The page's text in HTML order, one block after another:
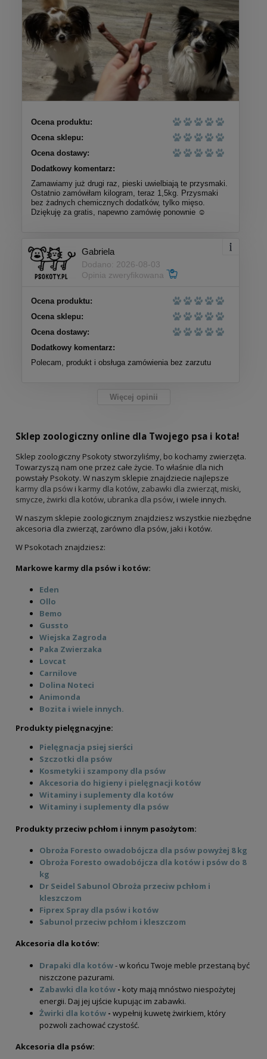
Eden Gourmet Kaczka i Śledź 2kg/10kg -
sucha karma dla psów
Gussto (świeża cielęcina i królik) saszetka
85g - mokra karma dla kotów
6,00 zł
Ollo Pure Jeleń puszka 400g/850g - mokra
karma dla psa
do koszyka
Paka Zwierzaka Kurczak S 400g/1,6kg -
sucha karma dla kotów dorosłych
16,50 zł
do koszyka
Wiejska Zagroda Przepiórka Kurczak 180g -
mokra karma dla kota
7,00 zł
Pan Mięsko Paluszki z królika 100g -
przysmak dla psa
7,50 zł
do koszyka
Alpha Spirit Beef Stew 280g - mokra karma
do koszyka
Nekko Przysmak Patyczki jagnięce z ryżem
miękkie 500g
Ocena produktu:
Ocena sklepu:
Ocena dostawy:
Dodatkowy komentarz:
Zamawiamy już drugi raz, pieski uwielbiają te przysmaki.
Ostatnio zamówiłam kilogram, teraz 1,5kg. Przysmaki
bez żadnych chemicznych dodatków, tylko mięso.
Dziękuję za gratis, napewno zamówię ponownie ☺️
Gabriela
Dodano: 2026-08-03
Opinia zweryfikowana
Ocena produktu:
Ocena sklepu:
Ocena dostawy:
Dodatkowy komentarz:
Polecam, produkt i obsługa zamówienia bez zarzutu
Więcej opinii
Sklep zoologiczny online dla Twojego psa i kota!
Sklep zoologiczny Psokoty stworzyliśmy, bo kochamy zwierzęta.
Towarzyszą nam one przez całe życie. To właśnie dla nich
powstały Psokoty. W naszym sklepie znajdziecie najlepsze
karmy dla psów i karmy dla kotów, zabawki dla zwierząt, miski,
smycze,żwirki dla kotów, ubranka dla psów, i wiele innych.
W naszym sklepie zoologicznym znajdziesz wszystkie niezbędne
akcesoria dla zwierząt, zarówno dla psów, jaki i kotów.
W Psokotach znajdziesz:
Markowe karmy dla psów i kotów:
Eden
Ollo
Bemo
Gussto
Wiejska Zagroda
Paka Zwierzaka
Lovcat
Carnilove
Dolina Noteci
Animonda
Bozita i wiele innych.
Produkty pielęgnacyjne:
Pielęgnacja psiej sierści
Szczotki dla psów
Kosmetyki i szampony dla psów
Akcesoria do higieny i pielęgnacji kotów
Witaminy i suplementy dla kotów
Witaminy i suplementy dla psów
Produkty przeciw pchłom i innym pasożytom:
Obroża Foresto owadobójcza dla psów powyżej 8 kg
Obroża Foresto owadobójcza dla kotów i psów do 8
kg
Dr Seidel Sabunol Obroża przeciw pchłom i
kleszczom
Fiprex Spray dla psów i kotów
Sabunol przeciw pchłom i kleszczom
Akcesoria dla kotów:
Drapaki dla kotów- w końcu Twoje meble przestaną być
niszczone pazurami.
Zabawki dla kotów - koty mają mnóstwo niespożytej
energii. Daj jej ujście kupując im zabawki.
Żwirki dla kotów - wypełnij kuwetę żwirkiem, który
pozwoli zachować czystość.
Akcesoria dla psów: